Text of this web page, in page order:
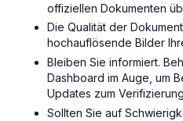
offiziellen Dokumenten
Die Qualität der
hochauflösende Bilder
Bleiben Sie informiert.
Dashboard im Auge, um
Updates zum
Sollten Sie auf